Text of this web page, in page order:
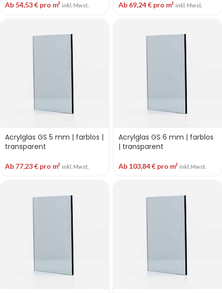
Ab 54,53€ pro m² inkl. Mwst. Ab 69,24€ pro m² inkl. Mwst.
Acrylglas GS 5 mm | farblos |
transparent
Ab 77,23€ pro m² inkl. Mwst.
Acrylglas GS 6 mm | farblos
| transparent
Ab 103,84€ pro m² inkl. Mwst.